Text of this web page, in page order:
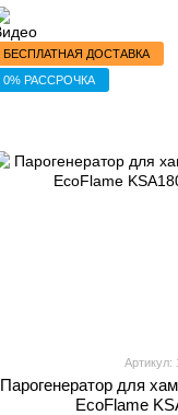
БЕСПЛАТНАЯ ДОСТАВКА
0% РАССРОЧКА
Артикул:
Парогенератор для
EcoFlame